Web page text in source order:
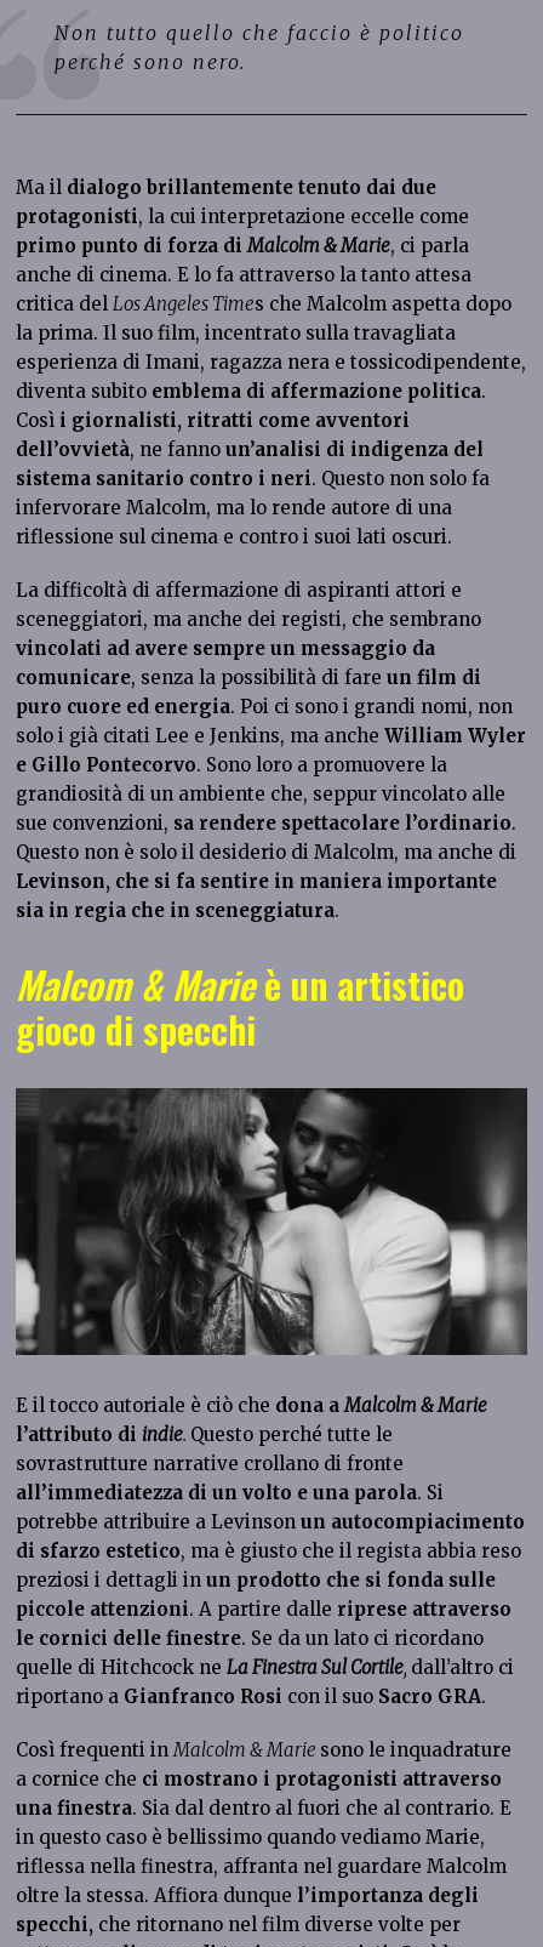
Non tutto quello che faccio è politico
perché sono nero.
Ma il dialogo brillantemente tenuto dai due
protagonisti, la cui interpretazione eccelle come
primo punto di forza diMalcolm & Marie, ci parla
anche di cinema. E lo fa attraverso la tanto attesa
critica delLos Angeles Times che Malcolm aspetta dopo
la prima. Il suo film, incentrato sulla travagliata
esperienza di Imani, ragazza nera e tossicodipendente,
diventa subito emblema di affermazione politica.
Così i giornalisti, ritratti come avventori
dell’ovvietà, ne fannoun’analisi di indigenza del
sistema sanitario contro i neri. Questo non solo fa
infervorare Malcolm, ma lo rende autore di una
riflessione sul cinema e contro i suoi lati oscuri.
La difficoltà di affermazione di aspiranti attori e
sceneggiatori, ma anche dei registi, che sembrano
vincolati ad avere sempre un messaggio da
comunicare, senza la possibilità di fareun film di
puro cuore ed energia. Poi ci sono i grandi nomi, non
solo i già citati Lee e Jenkins, ma ancheWilliam Wyler
e Gillo Pontecorvo. Sono loro a promuovere la
grandiosità di un ambiente che, seppur vincolato alle
sue convenzioni, sa rendere spettacolare l’ordinario.
Questo non è solo il desiderio di Malcolm, ma anche di
Levinson, che si fa sentire in maniera importante
sia in regia che in sceneggiatura.
Malcom & Marieè un artistico
gioco di specchi
E il tocco autoriale è ciò che dona aMalcolm & Marie
l’attributo di indie. Questo perché tutte le
sovrastrutture narrative crollano di fronte
all’immediatezza di un volto e una parola. Si
potrebbe attribuire a Levinsonun autocompiacimento
di sfarzo estetico, ma è giusto che il regista abbia reso
preziosi i dettagli inun prodotto che si fonda sulle
piccole attenzioni. A partire dalle riprese attraverso
le cornici delle finestre. Se da un lato ci ricordano
quelle di Hitchcock neLa Finestra Sul Cortile, dall’altro ci
riportano a Gianfranco Rosi con il suo Sacro GRA.
Così frequenti inMalcolm & Marie sono le inquadrature
a cornice che ci mostrano i protagonisti attraverso
una finestra. Sia dal dentro al fuori che al contrario. E
in questo caso è bellissimo quando vediamo Marie,
riflessa nella finestra, affranta nel guardare Malcolm
oltre la stessa. Affiora dunque l’importanza degli
specchi, che ritornano nel film diverse volte per